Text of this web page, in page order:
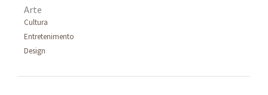
Arte
Cultura
Entretenimento
Design